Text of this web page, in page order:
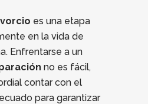
es una etapa
en la vida de
Enfrentarse a un
no es fácil,
contar con el
para garantizar